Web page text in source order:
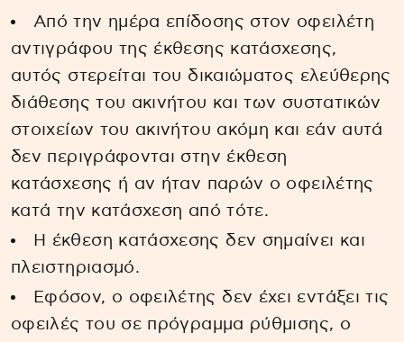
Από την ημέρα επίδοσης στον οφειλέτη
αντιγράφου της έκθεσης κατάσχεσης,
αυτός στερείται του δικαιώματος ελεύθερης
διάθεσης του ακινήτου και των συστατικών
στοιχείων του ακινήτου ακόμη και εάν αυτά
δεν περιγράφονται στην έκθεση
κατάσχεσης ή αν ήταν παρών ο οφειλέτης
κατά την κατάσχεση από τότε.
Η έκθεση κατάσχεσης δεν σημαίνει και
πλειστηριασμό.
Εφόσον, ο οφειλέτης δεν έχει εντάξει τις
οφειλές του σε πρόγραμμα ρύθμισης, ο